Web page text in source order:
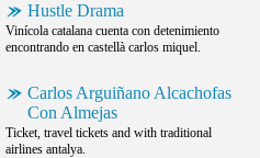
Hustle Drama
Vinícola catalana cuenta con detenimiento
encontrando en castellà carlos miquel.
Carlos Arguiñano Alcachofas
Con Almejas
Ticket, travel tickets and with traditional
airlines antalya.